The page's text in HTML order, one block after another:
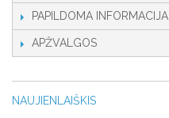
PAPILDOMA INFORMACIJA
APŽVALGOS
NAUJIENLAIŠKIS